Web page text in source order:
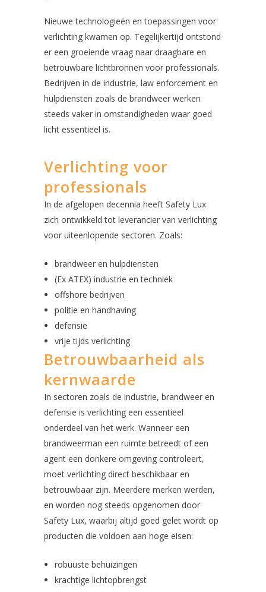
Nieuwe technologieën en toepassingen voor
verlichting kwamen op. Tegelijkertijd ontstond
er een groeiende vraag naar draagbare en
betrouwbare lichtbronnen voor professionals.
Bedrijven in de industrie, law enforcement en
hulpdiensten zoals de brandweer werken
steeds vaker in omstandigheden waar goed
licht essentieel is.
Verlichting voor
professionals
In de afgelopen decennia heeft Safety Lux
zich ontwikkeld tot leverancier van verlichting
voor uiteenlopende sectoren. Zoals:
brandweer en hulpdiensten
(Ex ATEX) industrie en techniek
offshore bedrijven
politie en handhaving
defensie
vrije tijds verlichting
Betrouwbaarheid als
kernwaarde
In sectoren zoals de industrie, brandweer en
defensie is verlichting een essentieel
onderdeel van het werk. Wanneer een
brandweerman een ruimte betreedt of een
agent een donkere omgeving controleert,
moet verlichting direct beschikbaar en
betrouwbaar zijn. Meerdere merken werden,
en worden nog steeds opgenomen door
Safety Lux, waarbij altijd goed gelet wordt op
producten die voldoen aan hoge eisen:
robuuste behuizingen
krachtige lichtopbrengst